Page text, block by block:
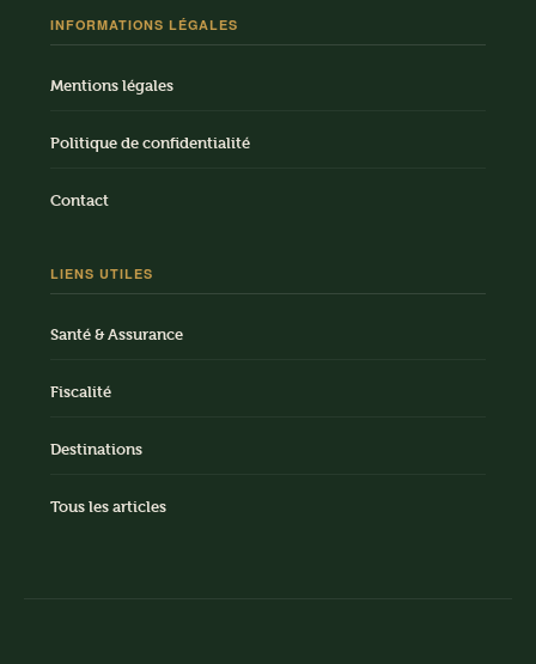
INFORMATIONS LÉGALES
Mentions légales
Politique de confidentialité
Contact
LIENS UTILES
Santé & Assurance
Fiscalité
Destinations
Tous les articles